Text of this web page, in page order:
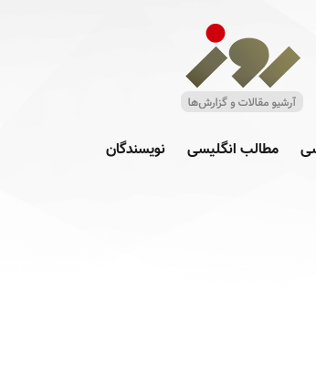
مطالب انگلیسی نویسندگان